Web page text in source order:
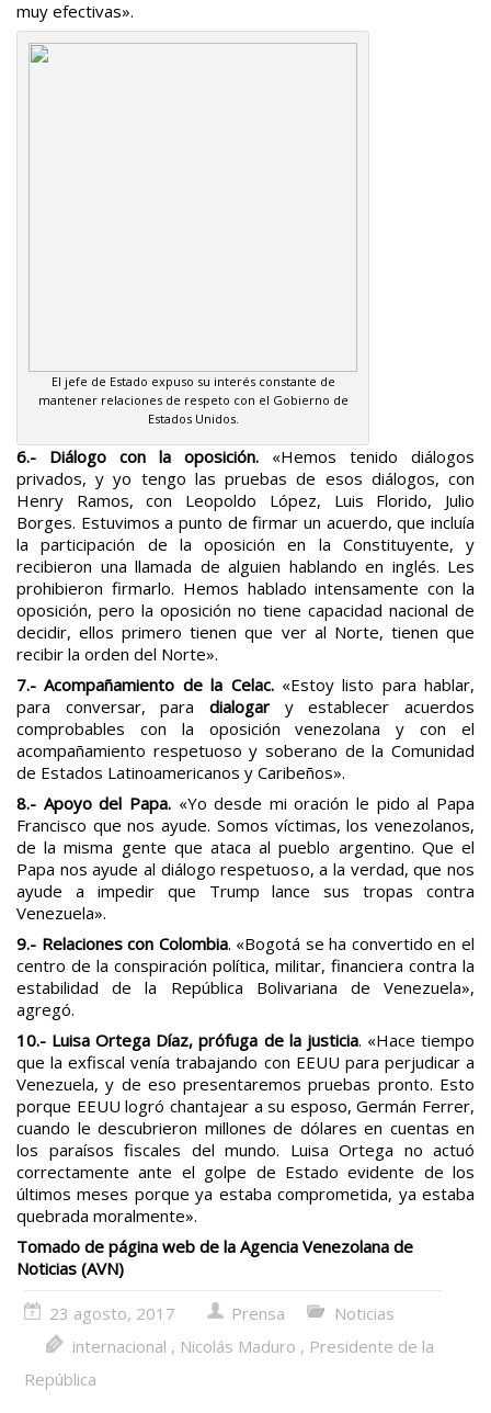
muy efectivas».
El jefe de Estado expuso su interés constante de
mantener relaciones de respeto con el Gobierno de
Estados Unidos.
6.- Diálogo con la oposición. «Hemos tenido diálogos
privados, y yo tengo las pruebas de esos diálogos, con
Henry Ramos, con Leopoldo López, Luis Florido, Julio
Borges. Estuvimos a punto de firmar un acuerdo, que incluía
la participación de la oposición en la Constituyente, y
recibieron una llamada de alguien hablando en inglés. Les
prohibieron firmarlo. Hemos hablado intensamente con la
oposición, pero la oposición no tiene capacidad nacional de
decidir, ellos primero tienen que ver al Norte, tienen que
recibir la orden del Norte».
7.- Acompañamiento de la Celac.«Estoy listo para hablar,
para conversar, para dialogar y establecer acuerdos
comprobables con la oposición venezolana y con el
acompañamiento respetuoso y soberano de la Comunidad
de Estados Latinoamericanos y Caribeños».
8.- Apoyo del Papa. «Yo desde mi oración le pido al Papa
Francisco que nos ayude. Somos víctimas, los venezolanos,
de la misma gente que ataca al pueblo argentino. Que el
Papa nos ayude al diálogo respetuoso, a la verdad, que nos
ayude a impedir que Trump lance sus tropas contra
Venezuela».
9.- Relaciones con Colombia. «Bogotá se ha convertido en el
centro de la conspiración política, militar, financiera contra la
estabilidad de la República Bolivariana de Venezuela»,
agregó.
10.- Luisa Ortega Díaz, prófuga de la justicia. «Hace tiempo
que la exfiscal venía trabajando con EEUU para perjudicar a
Venezuela, y de eso presentaremos pruebas pronto. Esto
porque EEUU logró chantajear a su esposo, Germán Ferrer,
cuando le descubrieron millones de dólares en cuentas en
los paraísos fiscales del mundo. Luisa Ortega no actuó
correctamente ante el golpe de Estado evidente de los
últimos meses porque ya estaba comprometida, ya estaba
quebrada moralmente».
Tomado de página web de la Agencia Venezolana de
Noticias (AVN)
23 agosto, 2017 Prensa
Noticias
internacional , Nicolás Maduro , Presidente de la
República